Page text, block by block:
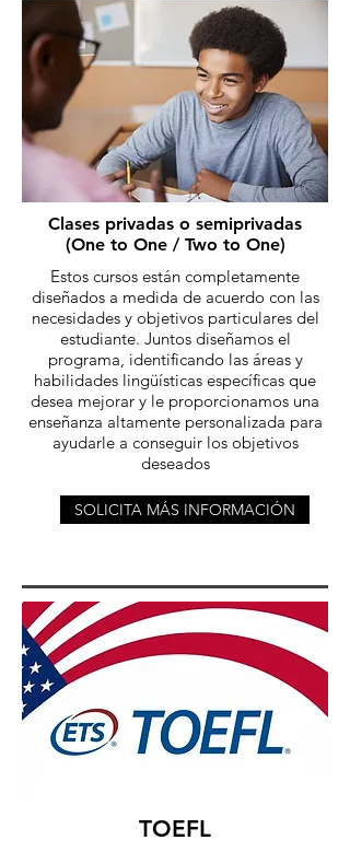
Clases privadas o semiprivadas
(One to One / Two to One)
Estos cursos están completamente
diseñados a medida de acuerdo con las
necesidades y objetivos particulares del
estudiante. Juntos diseñamos el
programa, identificando las áreas y
habilidades lingüísticas específicas que
desea mejorar y le proporcionamos una
enseñanza altamente personalizada para
ayudarle a conseguir los objetivos
deseados
SOLICITA MÁS INFORMACIÓN
TOEFL